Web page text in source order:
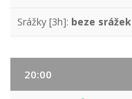
Srážky [3h]: beze srážek
20:00